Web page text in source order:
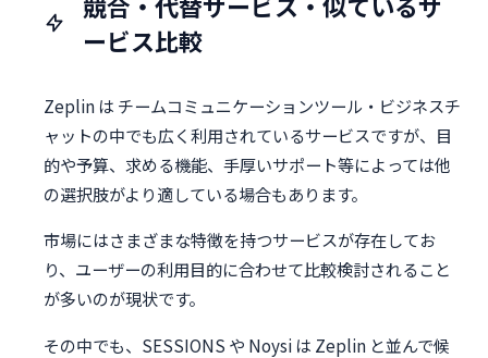
ービス比較
Zeplin は チームコミュニケーションツール・ビジネスチ
ャットの中でも広く利用されているサービスですが、目
的や予算、求める機能、手厚いサポート等によっては他
の選択肢がより適している場合もあります。
市場にはさまざまな特徴を持つサービスが存在してお
り、ユーザーの利用目的に合わせて比較検討されること
が多いのが現状です。
その中でも、SESSIONS や Noysi は Zeplin と並んで候